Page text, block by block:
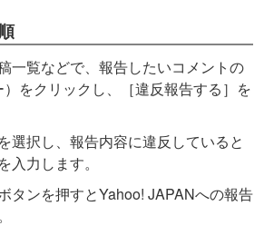
一覧などで、報告したいコメントの
）をクリックし、［違反報告する］を
選択し、報告内容に違反していると
入力します。
タンを押すとYahoo! JAPANへの報告